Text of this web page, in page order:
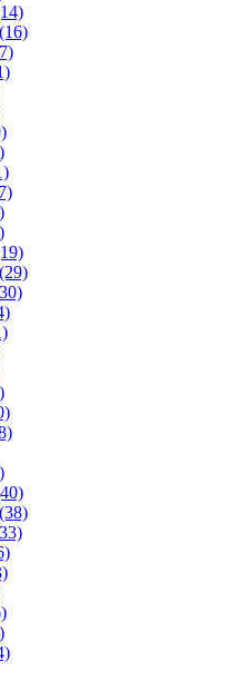
(16)
(29)
(38)